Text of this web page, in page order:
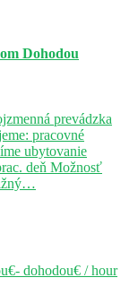
Dohodou
prevádzka
pracovné
ubytovanie
deň Možnosť
dohodou€ / hour